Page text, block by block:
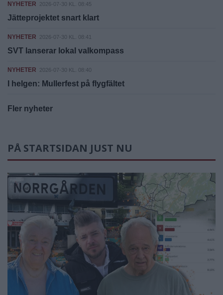
NYHETER 2026-07-30 KL. 08:45
Jätteprojektet snart klart
NYHETER 2026-07-30 KL. 08:41
SVT lanserar lokal valkompass
NYHETER 2026-07-30 KL. 08:40
I helgen: Mullerfest på flygfältet
Fler nyheter
PÅ STARTSIDAN JUST NU